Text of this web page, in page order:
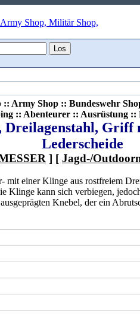
:: Army Shop :: Bundeswehr
:: Abenteurer :: Ausrüstung ::
Dreilagenstahl, Griff
Lederscheide
] [ Jagd-/
mit einer Klinge aus rostfreiem
Klinge kann sich verbiegen,
Knebel, der ein